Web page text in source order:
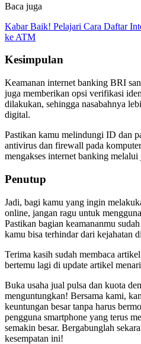
Baca juga
Kabar Baik! Pelajari Cara Daftar
ke ATM
Kesimpulan
Keamanan internet banking BRI
juga memberikan opsi verifikasi
dilakukan, sehingga nasabahnya
digital.
Pastikan kamu melindungi ID dan
antivirus dan firewall pada
mengakses internet banking
Penutup
Jadi, bagi kamu yang ingin
online, jangan ragu untuk
Pastikan bagian keamananmu
kamu bisa terhindar dari kejahatan
Terima kasih sudah membaca
bertemu lagi di update artikel
Buka usaha jual pulsa dan kuota
menguntungkan! Bersama kami,
keuntungan besar tanpa harus
pengguna smartphone yang terus
semakin besar. Bergabunglah
kesempatan ini!